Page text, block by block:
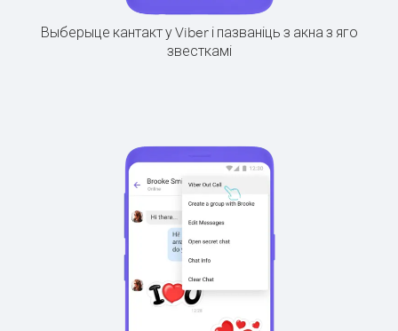
Выберыце кантакт у Viber і пазваніць з акна з яго
звесткамі